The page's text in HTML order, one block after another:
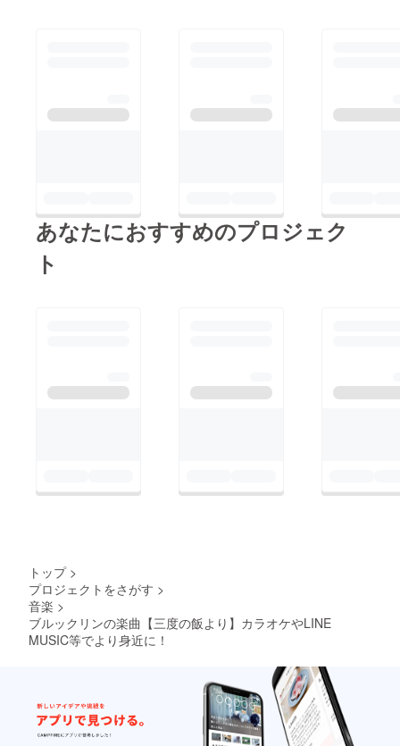
あなたにおすすめのプロジェク
ト
トップ >
プロジェクトをさがす >
音楽 >
ブルックリンの楽曲【三度の飯より】カラオケやLINE
MUSIC等でより身近に！